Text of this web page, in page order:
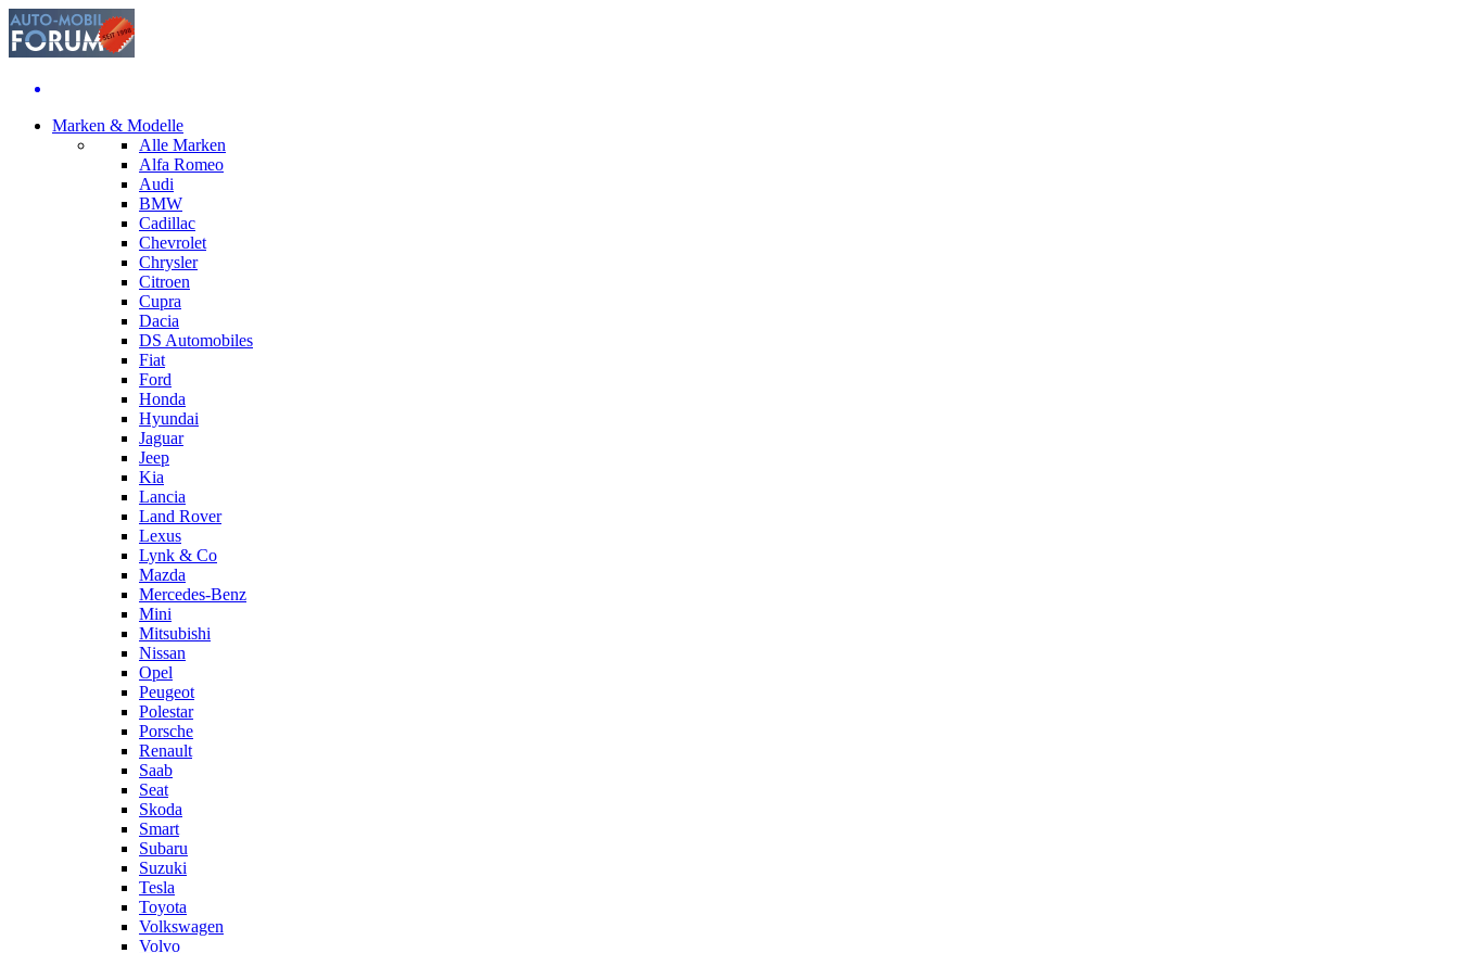
Marken & Modelle
Alle Marken
Alfa Romeo
Audi
BMW
Cadillac
Chevrolet
Chrysler
Citroen
Cupra
Dacia
DS Automobiles
Fiat
Ford
Honda
Hyundai
Jaguar
Jeep
Kia
Lancia
Land Rover
Lexus
Lynk & Co
Mazda
Mercedes-Benz
Mini
Mitsubishi
Nissan
Opel
Peugeot
Polestar
Porsche
Renault
Saab
Seat
Skoda
Smart
Subaru
Suzuki
Tesla
Toyota
Volkswagen
Volvo